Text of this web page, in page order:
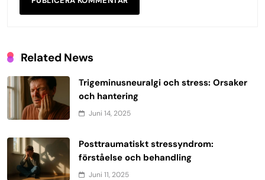
Related News
Trigeminusneuralgi och stress: Orsaker
och hantering
Juni 14, 2025
Posttraumatiskt stressyndrom:
förståelse och behandling
Juni 11, 2025